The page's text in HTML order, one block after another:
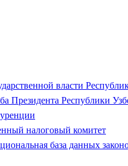
власти
Президента Республики
налоговый комитет
база данных